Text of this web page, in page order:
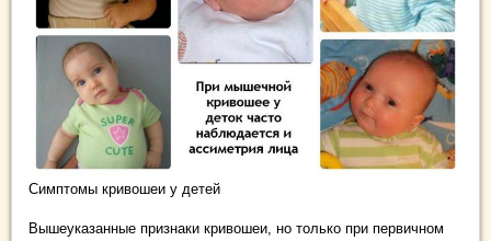
Симптомы кривошеи у детей
Вышеуказанные признаки кривошеи, но только при первичном